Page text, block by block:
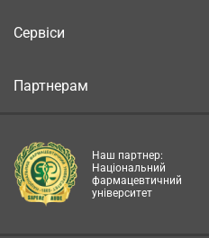
Сервіси
Партнерам
Наш партнер:
Національний
фармацевтичний
університет